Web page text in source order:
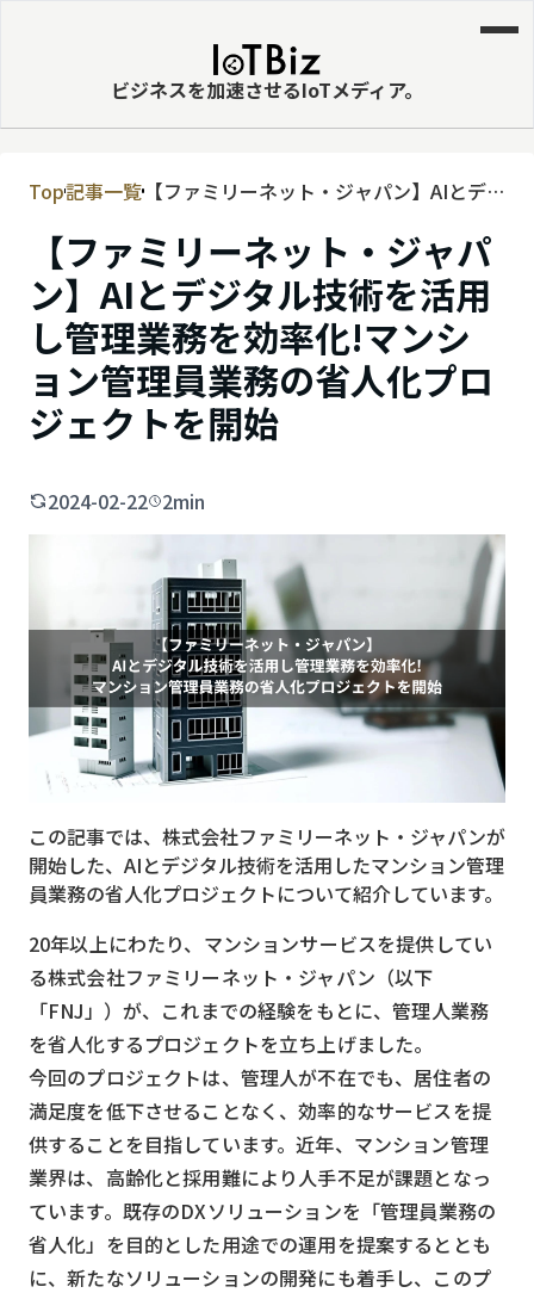
ビジネスを加速させるIoTメディア。
MVNE
エッジ
LPWA
DaaS
IaaS
PaaS
スマート漁業
5G
クラウド
VPN
スマート〇〇
スマート農業
ドローン
ロボット
スマート物流
IoT
DX
ニュース
デジタルサイネージ
Top記事一覧【ファミリーネット・ジャパン】AIとデジ
ション管理員業務の省人化プロジェクト
を開始
【ファミリーネット・ジャパ
ン】AIとデジタル技術を活用
し管理業務を効率化!マンシ
ョン管理員業務の省人化プロ
ジェクトを開始
2024-02-22 2min
この記事では、株式会社ファミリーネット・ジャパンが
開始した、AIとデジタル技術を活用したマンション管理
員業務の省人化プロジェクトについて紹介しています。
20年以上にわたり、マンションサービスを提供してい
る株式会社ファミリーネット・ジャパン（以下
「FNJ」）が、これまでの経験をもとに、管理人業務
を省人化するプロジェクトを立ち上げました。
今回のプロジェクトは、管理人が不在でも、居住者の
満足度を低下させることなく、効率的なサービスを提
供することを目指しています。近年、マンション管理
業界は、高齢化と採用難により人手不足が課題となっ
ています。既存のDXソリューションを「管理員業務の
省人化」を目的とした用途での運用を提案するととも
に、新たなソリューションの開発にも着手し、このプ